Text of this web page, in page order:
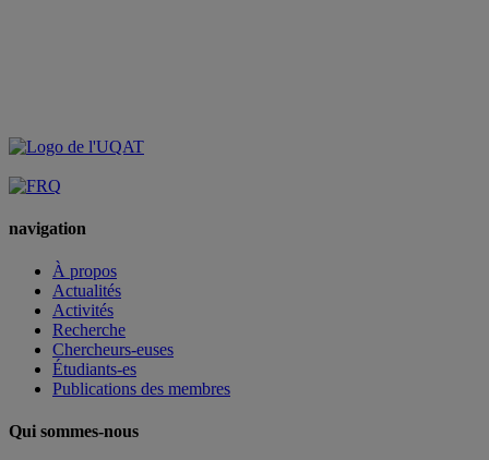
navigation
À propos
Actualités
Activités
Recherche
Chercheurs-euses
Étudiants-es
Publications des membres
Qui sommes-nous